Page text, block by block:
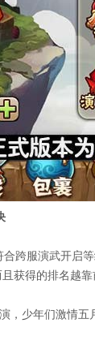
跨服演武开启
获得的排名越
少年们激情五